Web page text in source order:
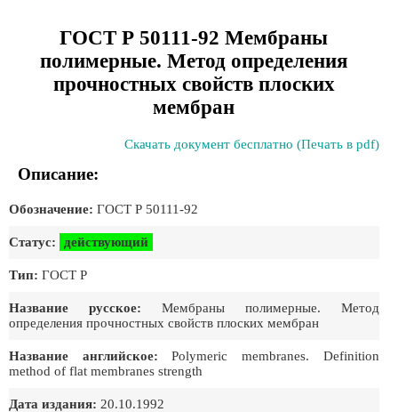
ГОСТ Р 50111-92 Мембраны
полимерные. Метод определения
прочностных свойств плоских
мембран
Скачать документ бесплатно (Печать в pdf)
Описание:
Обозначение: ГОСТ Р 50111-92
Статус: действующий
Тип: ГОСТ Р
Название русское: Мембраны полимерные. Метод
определения прочностных свойств плоских мембран
Название английское: Polymeric membranes. Definition
method of flat membranes strength
Дата издания: 20.10.1992